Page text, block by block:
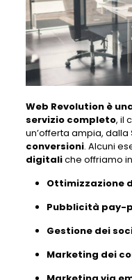
Web Revolution è
servizio completo, il
un’offerta ampia, dalla
conversioni. Alcuni
digitaliche offriamo
Ottimizzazione
Pubblicità pay-
Gestione dei
Marketing dei